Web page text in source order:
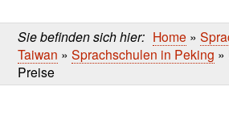
Sie befinden sich hier: Home »
Taiwan »Sprachschulen in Peking »
Preise